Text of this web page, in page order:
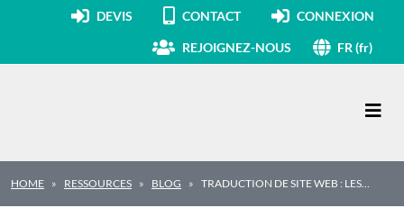
DEVIS CONTACT CONNEXION
REJOIGNEZ-NOUS FR (fr)
HOME RESSOURCES BLOG TRADUCTION DE SITE WEB : LES…